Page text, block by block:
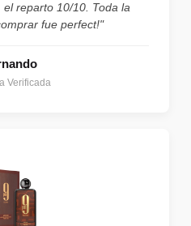
el reparto 10/10. Toda la
fue perfect!"
Verificada